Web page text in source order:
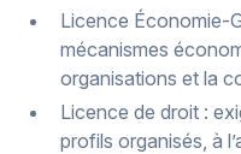
Licence Économie-
mécanismes
organisations et la
Licence de droit :
profils organisés, à